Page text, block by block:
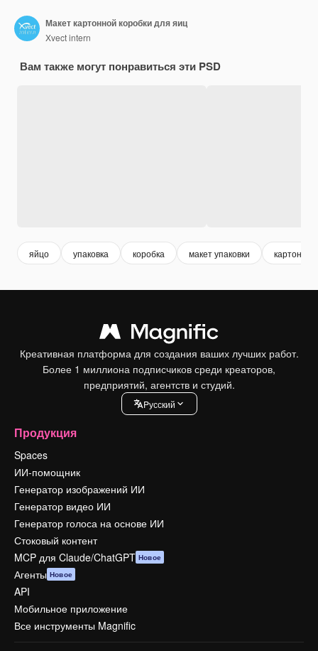
Макет картонной коробки для яиц
Xvect intern
Вам также могут понравиться эти PSD
яйцо упаковка коробка макет упаковки
Креативная платформа для создания ваших лучших работ.
Более 1 миллиона подписчиков среди креаторов,
предприятий, агентств и студий.
Pусский
Продукция
Spaces
ИИ-помощник
Генератор изображений ИИ
Генератор видео ИИ
Генератор голоса на основе ИИ
Стоковый контент
MCP для Claude/ChatGPT Новое
Агенты Новое
API
Мобильное приложение
Все инструменты Magnific